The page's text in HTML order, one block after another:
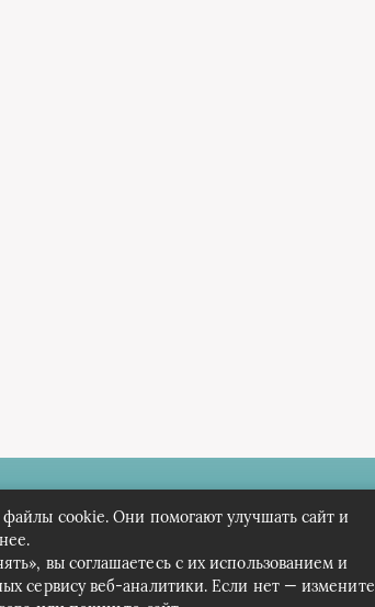
cookie. Они помогают улучшать сайт и
вы соглашаетесь с их использованием и
сервису веб-аналитики. Если нет — измените